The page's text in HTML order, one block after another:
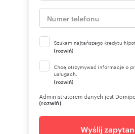
Szukam najtańszego kredytu
(rozwiń)
Chcę otrzymywać informacje o
usługach.
(rozwiń)
Administratorem danych jest
(rozwiń)
Wyślij